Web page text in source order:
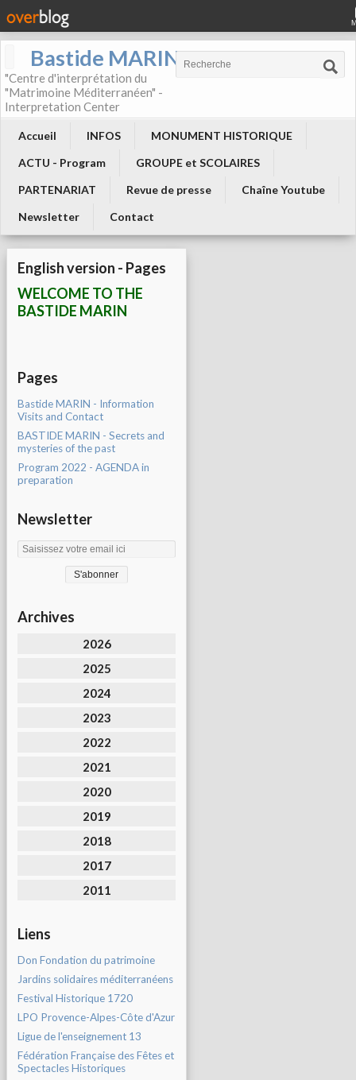
Bastide MARIN
"Centre d'interprétation du
"Matrimoine Méditerranéen" -
Interpretation Center
Accueil INFOS
MONUMENT HISTORIQUE
ACTU - Program
GROUPE et SCOLAIRES
PARTENARIAT
Revue de presse
Chaîne Youtube
Newsletter
Contact
English version - Pages
WELCOME TO THE
BASTIDE MARIN
Pages
Bastide MARIN - Information
Visits and Contact
BASTIDE MARIN - Secrets and
mysteries of the past
Program 2022 - AGENDA in
preparation
Newsletter
Archives
2026
2025
2024
2023
2022
2021
2020
2019
2018
2017
2011
Liens
Don Fondation du patrimoine
Jardins solidaires méditerranéens
Festival Historique 1720
LPO Provence-Alpes-Côte d'Azur
Ligue de l'enseignement 13
Fédération Française des Fêtes et
Spectacles Historiques